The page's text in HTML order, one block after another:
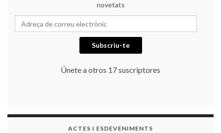
novetats
Subscriu-te
Únete a otros 17 suscriptores
ACTES I ESDEVENIMENTS